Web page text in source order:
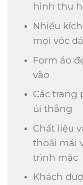
hình thu
Nhiều
mọi vóc
Form áo
vào
Các trang
ủi thẳng
Chất liệu
thoải mái
trình mặc
Khách